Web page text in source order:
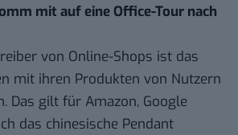
mit auf eine Office-Tour nach
von Online-Shops ist das
mit ihren Produkten von Nutzern
Das gilt für Amazon, Google
das chinesische Pendant